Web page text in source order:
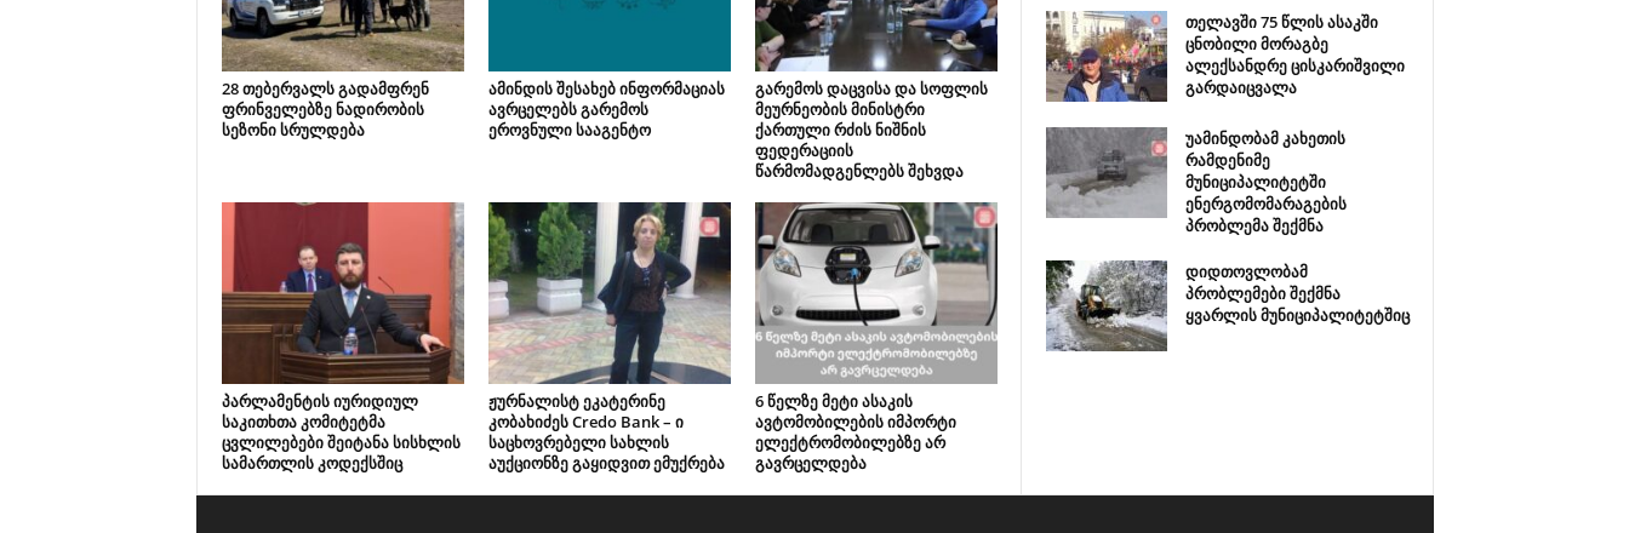
28 თებერვალს გადამფრენ
ფრინველებზე ნადირობის
სეზონი სრულდება
ამინდის შესახებ ინფორმაციას
ავრცელებს გარემოს
ეროვნული სააგენტო
გარემოს დაცვისა და სოფლის
მეურნეობის მინისტრი
ქართული რძის ნიშნის
ფედერაციის
წარმომადგენლებს შეხვდა
პარლამენტის იურიდიულ
საკითხთა კომიტეტმა
ცვლილებები შეიტანა სისხლის
სამართლის კოდექსშიც
ჟურნალისტ ეკატერინე
კობახიძეს Credo Bank – ი
საცხოვრებელი სახლის
აუქციონზე გაყიდვით ემუქრება
6 წელზე მეტი ასაკის
ავტომობილების იმპორტი
ელექტრომობილებზე არ
გავრცელდება
თელავში 75 წლის ასაკში
ცნობილი მორაგბე
ალექსანდრე ცისკარიშვილი
გარდაიცვალა
უამინდობამ კახეთის
რამდენიმე
მუნიციპალიტეტში
ენერგომომარაგების
პრობლემა შექმნა
დიდთოვლობამ
პრობლემები შექმნა
ყვარლის მუნიციპალიტეტშიც